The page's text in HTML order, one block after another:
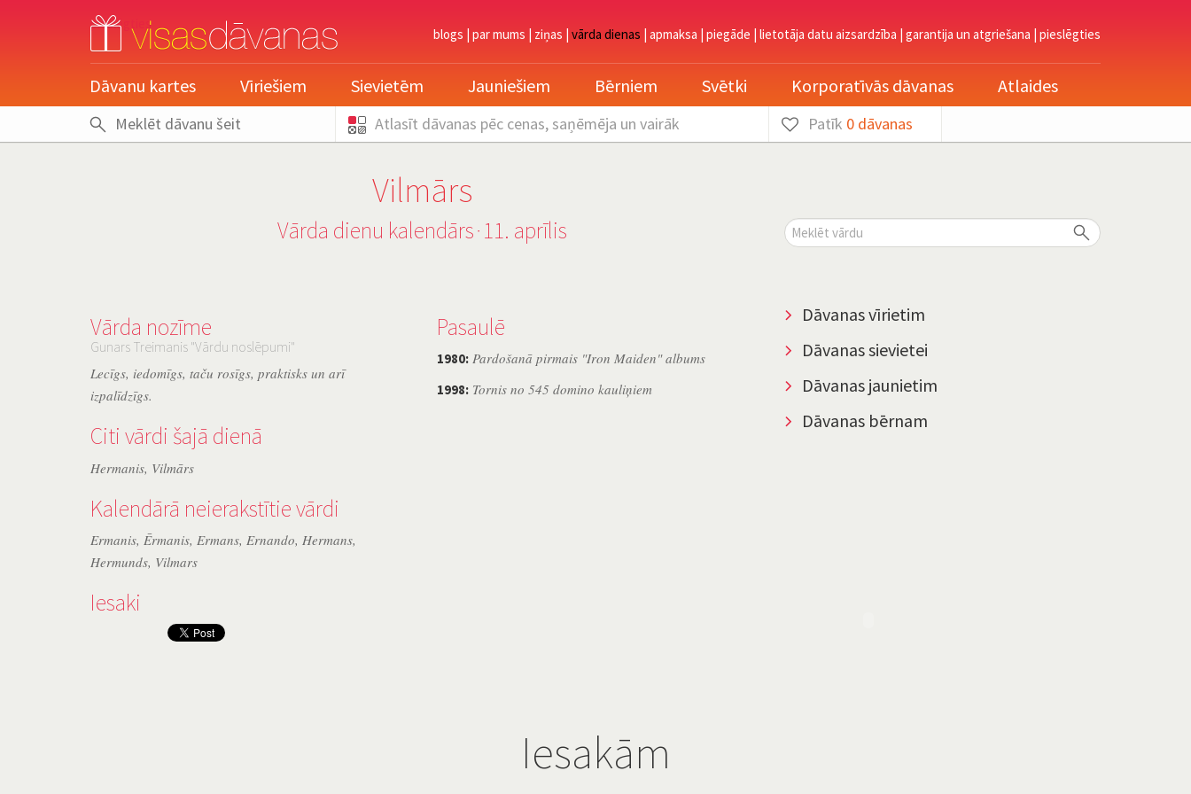
blogs | par mums | ziņas | vārda dienas | apmaksa | piegāde | lietotāja datu aizsardzība | garantija un atgriešana | pieslēgties
pieslēgties
Dāvanu kartes Vīriešiem Sievietēm Jauniešiem Bērniem Svētki Korporatīvās dāvanas Atlaides
Atlasīt dāvanas pēc cenas, saņēmēja un vairāk Patīk 0dāvanas
Vilmārs
Vārda dienu kalendārs ˙ 11. aprīlis
Vārda nozīme
Gunars Treimanis "Vārdu noslēpumi"
Lecīgs, iedomīgs, taču rosīgs, praktisks un arī
izpalīdzīgs.
Citi vārdi šajā dienā
Hermanis, Vilmārs
Kalendārā neierakstītie vārdi
Ermanis, Ērmanis, Ermans, Ernando, Hermans,
Hermunds, Vilmars
Iesaki
Pasaulē
1980: Pardošanā pirmais "Iron Maiden" albums
1998: Tornis no 545 domino kauliņiem
Dāvanas vīrietim
Dāvanas sievietei
Dāvanas jaunietim
Dāvanas bērnam
Iesakām